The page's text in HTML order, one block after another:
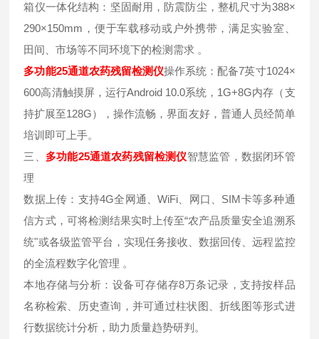
箱仪一体化结构：坚固耐用，防震防尘，整机尺寸为388×
290×150mm，便于车载移动或户外携带，满足实验室、
田间、市场等不同环境下的检测需求 。
多功能25通道农药残留检测仪操作系统：配备7英寸1024×
600高清触摸屏，运行Android 10.0系统，1G+8G内存（支
持扩展至128G），操作流畅，界面友好，普通人员经简单
培训即可上手。
三、 多功能25通道农药残留检测仪智慧监管，数据闭环管
理
数据上传：支持4G全网通、WiFi、网口、SIM卡等多种通
信方式，可将检测结果实时上传至“农产品质量安全追溯系
统"或各级监管平台，实现任务接收、数据回传、远程监控
的全流程数字化管理 。
本地存储与分析：设备可存储存8万条记录，支持按样品
名称检索、历史查询，并可通过柱状图、折线图等形式进
行数据统计分析，助力质量趋势研判。